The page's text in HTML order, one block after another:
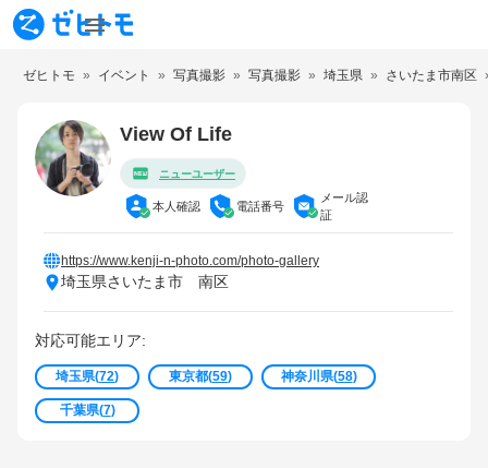
ゼヒトモ イベント 写真撮影 写真撮影 埼玉県 さいたま市南区
View Of Life
ニューユーザー
本人確認 電話番号
メール認
証
https://www.kenji-n-photo.com/photo-gallery
埼玉県さいたま市 南区
対応可能エリア:
埼玉県(72) 東京都(59) 神奈川県(58)
千葉県(7)